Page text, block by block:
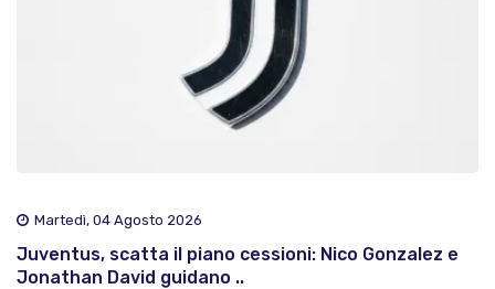
Martedì, 04 Agosto 2026
Juventus, scatta il piano cessioni: Nico Gonzalez e
Jonathan David guidano ..